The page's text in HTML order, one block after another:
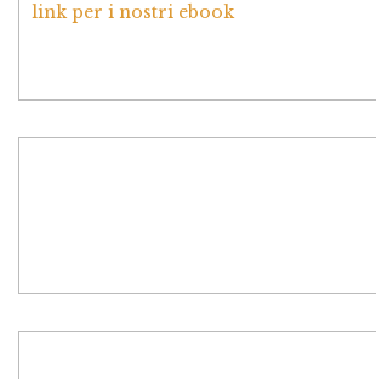
link per i nostri ebook